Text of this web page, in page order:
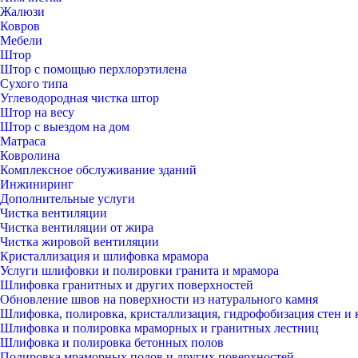
Жалюзи
Ковров
Мебели
Штор
Штор с помощью перхлорэтилена
Сухого типа
Углеводородная чистка штор
Штор на весу
Штор с выездом на дом
Матраса
Ковролина
Комплексное обслуживание зданий
Инжиниринг
Дополнительные услуги
Чистка вентиляции
Чистка вентиляции от жира
Чистка жировой вентиляции
Кристаллизация и шлифовка мрамора
Услуги шлифовки и полировки гранита и мрамора
Шлифовка гранитных и других поверхностей
Обновление швов на поверхности из натурального камня
Шлифовка, полировка, кристаллизация, гидрофобизация стен и
Шлифовка и полировка мраморных и гранитных лестниц
Шлифовка и полировка бетонных полов